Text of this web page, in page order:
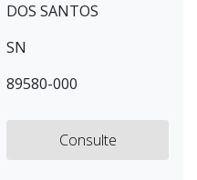
DOS SANTOS
SN
89580-000
Consulte